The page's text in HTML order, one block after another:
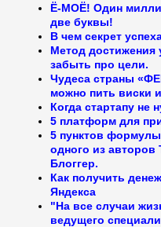
Ё-МОЁ! Один
две буквы!
В чем секрет
Метод достижения
забыть про цели.
Чудеса страны
можно пить виски
Когда стартапу не
5 платформ для
5 пунктов
одного из авторов
Блоггер.
Как получить
Яндекса
"На все случаи
ведущего